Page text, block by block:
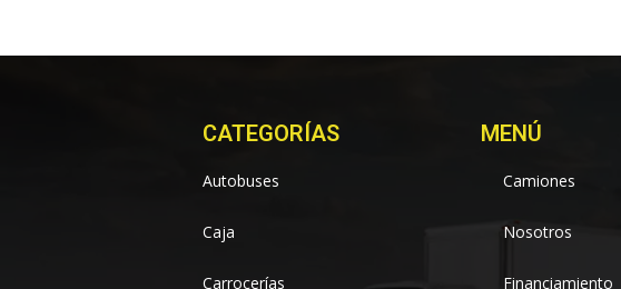
CATEGORÍAS
Autobuses
Caja
Carrocerías
MENÚ
Camiones
Nosotros
Financiamiento